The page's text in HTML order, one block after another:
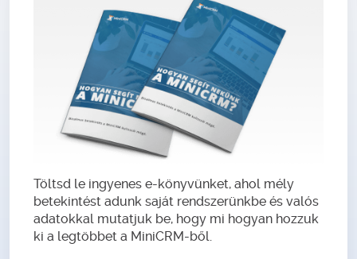
Töltsd le ingyenes e-könyvünket, ahol mély
betekintést adunk saját rendszerünkbe és valós
adatokkal mutatjuk be, hogy mi hogyan hozzuk
ki a legtöbbet a MiniCRM-ből.